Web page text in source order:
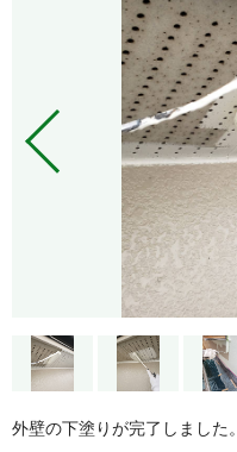
外壁の下塗りが完了しました。